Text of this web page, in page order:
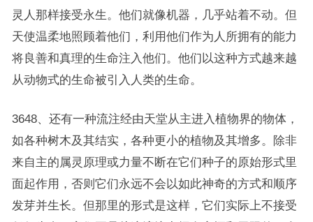
灵人那样接受永生。他们就像机器，几乎站着不动。但
天使温柔地照顾着他们，利用他们作为人所拥有的能力
将良善和真理的生命注入他们。他们以这种方式越来越
从动物式的生命被引入人类的生命。
3648、还有一种流注经由天堂从主进入植物界的物体，
如各种树木及其结实，各种更小的植物及其增多。除非
来自主的属灵原理或力量不断在它们种子的原始形式里
面起作用，否则它们永远不会以如此神奇的方式和顺序
发芽并生长。但那里的形式是这样，它们实际上不接受